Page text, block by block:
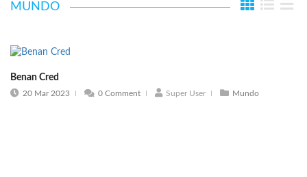
MUNDO
Benan Cred
20 Mar 2023 0 Comment Super User Mundo